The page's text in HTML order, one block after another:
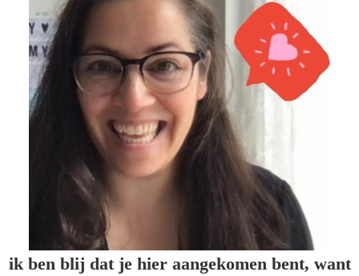
ik ben blij dat je hier aangekomen bent, want